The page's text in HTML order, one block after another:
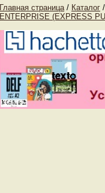
Главная страница / Каталог /
ENTERPRISE (EXPRESS